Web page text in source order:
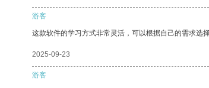
游客
这款软件的学习方式非常灵活，可以根据自己的需求选择
2025-09-23
游客